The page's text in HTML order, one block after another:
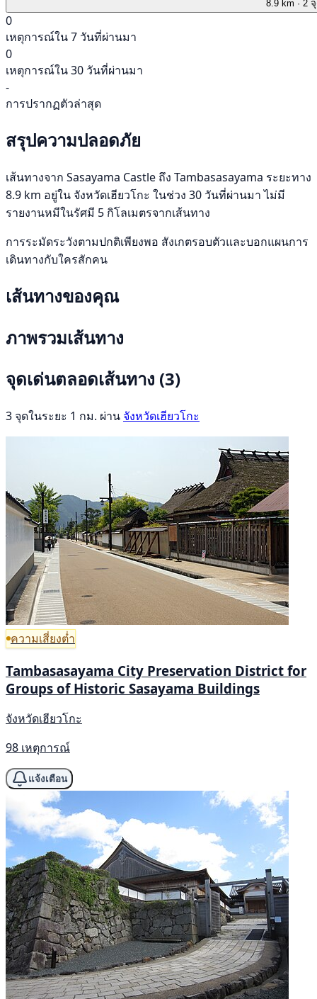
8.9 km · 2
0
เหตุการณ์ใน 7 วันที่ผ่านมา
0
เหตุการณ์ใน 30 วันที่ผ่านมา
-
การปรากฏตัวล่าสุด
สรุปความปลอดภัย
เส้นทางจาก Sasayama Castle ถึง Tambasasayama ระยะทาง
8.9 km อยู่ใน จังหวัดเฮียวโกะ ในช่วง 30 วันที่ผ่านมา ไม่มี
รายงานหมีในรัศมี 5 กิโลเมตรจากเส้นทาง
การระมัดระวังตามปกติเพียงพอ สังเกตรอบตัวและบอกแผนการ
เดินทางกับใครสักคน
เส้นทางของคุณ
ภาพรวมเส้นทาง
จุดเด่นตลอดเส้นทาง (3)
3 จุดในระยะ 1 กม. ผ่าน จังหวัดเฮียวโกะ
ความเสี่ยงต่ำ
Tambasasayama City Preservation District for
Groups of Historic Sasayama Buildings
จังหวัดเฮียวโกะ
98 เหตุการณ์
แจ้งเตือน